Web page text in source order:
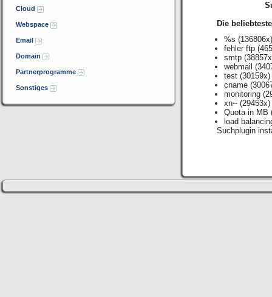
Cloud
Webspace
Email
Domain
Partnerprogramme
Sonstiges
Die
%s
fehler ftp
smtp
webmail
test (30159x)
cname
monitoring
xn-- (29453x)
Quota in MB
load
Suchplugin